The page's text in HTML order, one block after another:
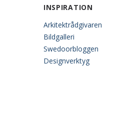
INSPIRATION
Arkitektrådgivaren
Bildgalleri
Swedoorbloggen
Designverktyg